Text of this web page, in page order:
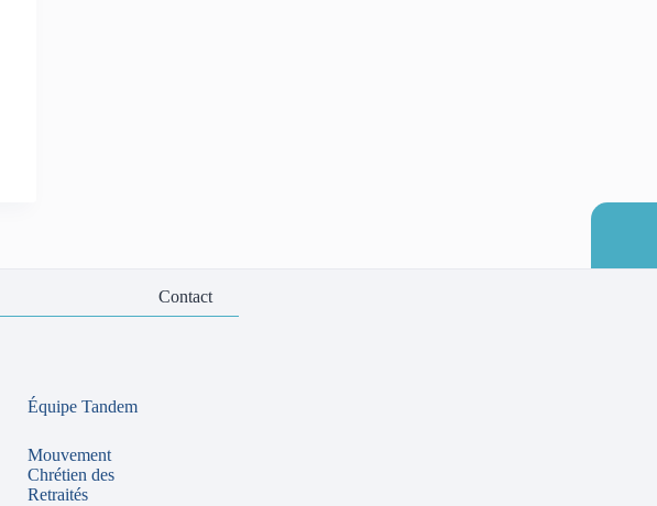
Équipe Tandem
Mouvement
Chrétien des
Retraités
Contact